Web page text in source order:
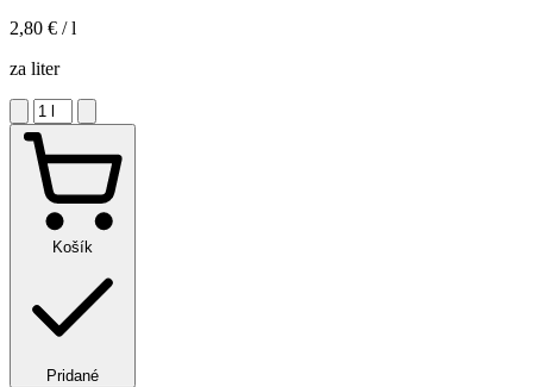
2,80 € / l
za liter
Košík
Pridané